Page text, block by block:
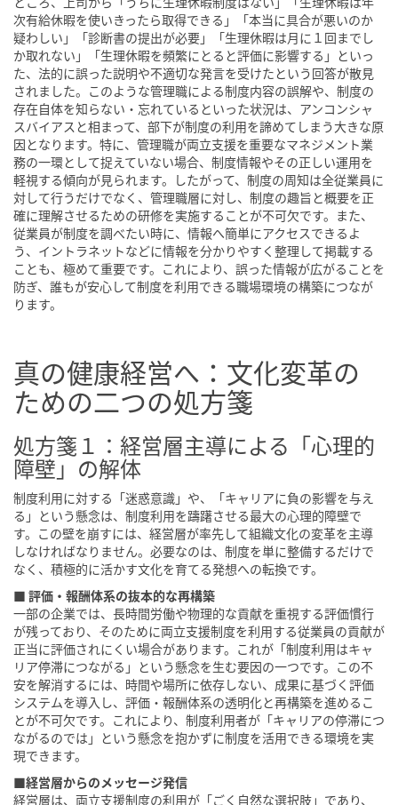
次有給休暇を使いきったら取得できる」「本当に具合が悪いのか
疑わしい」「診断書の提出が必要」「生理休暇は月に１回までし
か取れない」「生理休暇を頻繁にとると評価に影響する」といっ
た、法的に誤った説明や不適切な発言を受けたという回答が散見
されました。このような管理職による制度内容の誤解や、制度の
存在自体を知らない・忘れているといった状況は、アンコンシャ
スバイアスと相まって、部下が制度の利用を諦めてしまう大きな原
因となります。特に、管理職が両立支援を重要なマネジメント業
務の一環として捉えていない場合、制度情報やその正しい運用を
軽視する傾向が見られます。したがって、制度の周知は全従業員に
対して行うだけでなく、管理職層に対し、制度の趣旨と概要を正
確に理解させるための研修を実施することが不可欠です。また、
従業員が制度を調べたい時に、情報へ簡単にアクセスできるよ
う、イントラネットなどに情報を分かりやすく整理して掲載する
ことも、極めて重要です。これにより、誤った情報が広がることを
防ぎ、誰もが安心して制度を利用できる職場環境の構築につなが
ります。
真の健康経営へ：文化変革の
ための二つの処方箋
処方箋１：経営層主導による「心理的
障壁」の解体
制度利用に対する「迷惑意識」や、「キャリアに負の影響を与え
る」という懸念は、制度利用を躊躇させる最大の心理的障壁で
す。この壁を崩すには、経営層が率先して組織文化の変革を主導
しなければなりません。必要なのは、制度を単に整備するだけで
なく、積極的に活かす文化を育てる発想への転換です。
■ 評価・報酬体系の抜本的な再構築
一部の企業では、長時間労働や物理的な貢献を重視する評価慣行
が残っており、そのために両立支援制度を利用する従業員の貢献が
正当に評価されにくい場合があります。これが「制度利用はキャ
リア停滞につながる」という懸念を生む要因の一つです。この不
安を解消するには、時間や場所に依存しない、成果に基づく評価
システムを導入し、評価・報酬体系の透明化と再構築を進めるこ
とが不可欠です。これにより、制度利用者が「キャリアの停滞につ
ながるのでは」という懸念を抱かずに制度を活用できる環境を実
現できます。
■経営層からのメッセージ発信
経営層は、両立支援制度の利用が「ごく自然な選択肢」であり、